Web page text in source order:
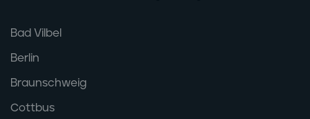
Bad Vilbel
Berlin
Braunschweig
Cottbus